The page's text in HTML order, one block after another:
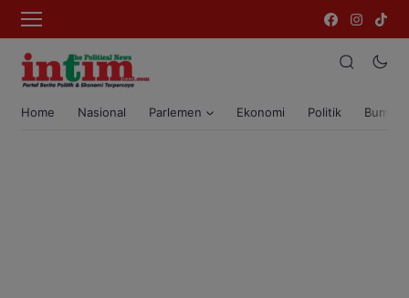
Home Nasional Parlemen Ekonomi Politik Bumi